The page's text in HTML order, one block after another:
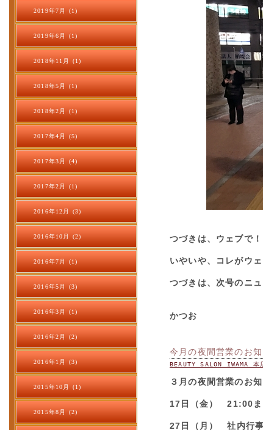
つづきは、ウェブで！
いやいや、コレがウェ
つづきは、次号のニュ
かつお
今月の夜間営業のお
BEAUTY SALON IWAMA
３月の夜間営業のお知
17日（金） 21:00
27日（月） 社内行
2019年7月 (1)
2019年6月 (1)
2018年11月 (1)
2018年5月 (1)
2018年2月 (1)
2017年4月 (5)
2017年3月 (4)
2017年2月 (1)
2016年12月 (3)
2016年10月 (2)
2016年7月 (1)
2016年5月 (3)
2016年3月 (1)
2016年2月 (2)
2016年1月 (3)
2015年10月 (1)
2015年8月 (2)